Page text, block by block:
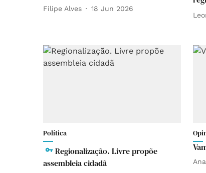
Filipe Alves 18 Jun 2026
Política
Regionalização. Livre propõe
assembleia cidadã